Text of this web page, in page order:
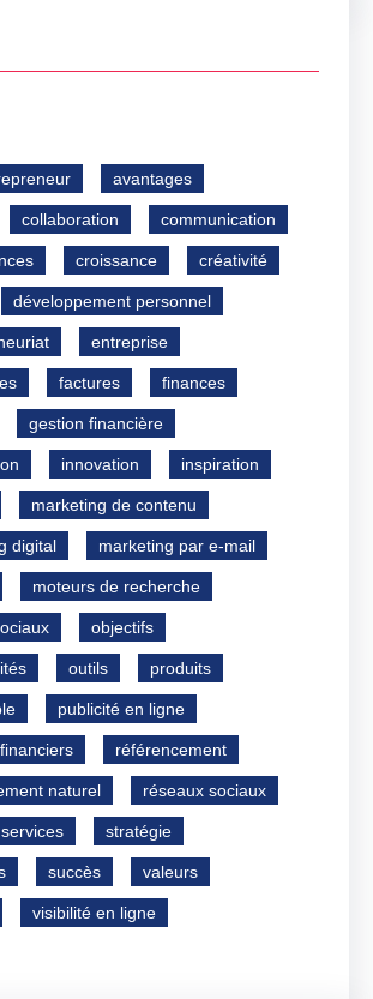
avantages
collaboration communication
croissance créativité
développement personnel
entreprise
factures finances
gestion financière
innovation inspiration
marketing de contenu
digital marketing par e-mail
moteurs de recherche
objectifs
outils produits
publicité en ligne
référencement
naturel réseaux sociaux
services stratégie
succès valeurs
visibilité en ligne